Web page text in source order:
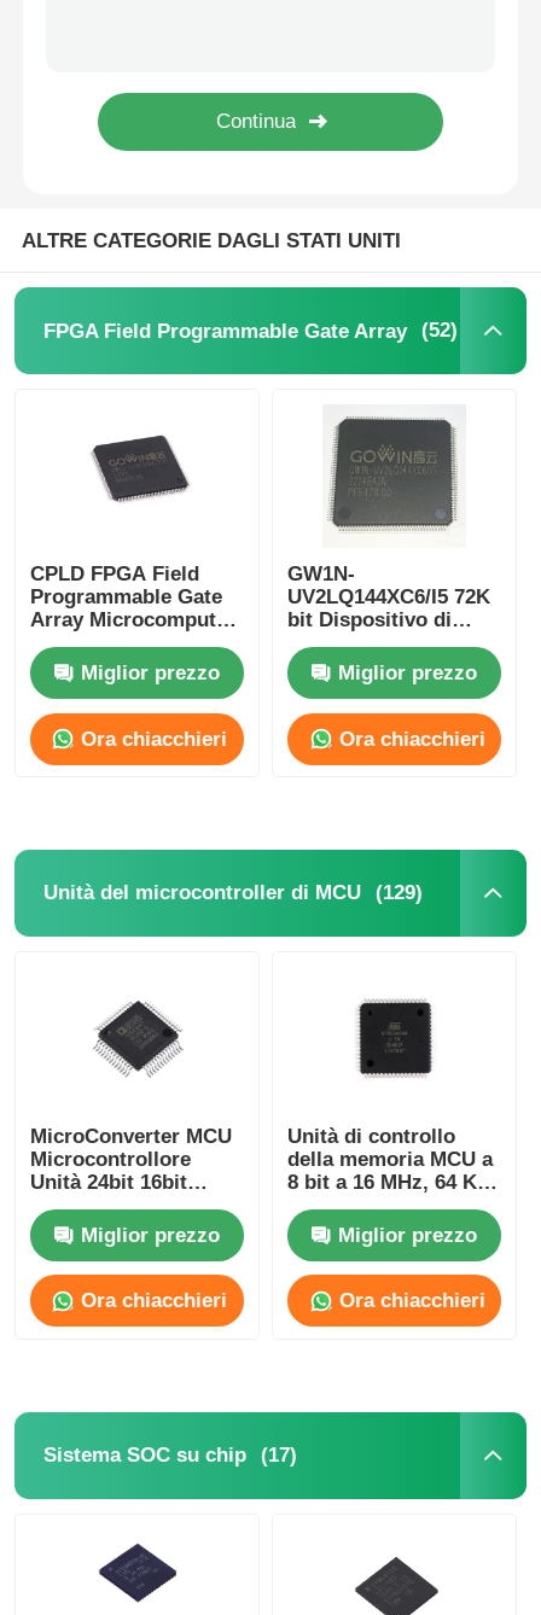
Sistema SOC su chip
CPLD PLD
Detettore termico a infrarossi
Chip di DSP IC
chip del eeprom
Chip PSRAM
Chip SRAM
IC EPROM
ADC DAC
Circuiti integrati RF
Componenti elettronici
Programmazione PLC
Relè semi conduttore
ALTRE CATEGORIE DAGLI STATI UNITI
FPGA Field Programmable Gate Array (52)
CPLD FPGA Field
Programmable Gate
Array Microcomputer
a singolo chip GW2A-
LV18EQ144C8/I7
Miglior prezzo
Ora chiacchieri
GW1N-
UV2LQ144XC6/I5 72K
bit Dispositivo di
logica programmabile
CPLD Controller di
logica programmabile
Miglior prezzo
Ora chiacchieri
Unità del microcontroller di MCU (129)
MicroConverter MCU
Microcontrollore
Unità 24bit 16bit
Embedded 62KB
ADuC847BSZ62-5
Miglior prezzo
Ora chiacchieri
Unità di controllo
della memoria MCU a
8 bit a 16 MHz, 64 KB
di memoria Flash,
chip Atmel
ATMEGA64A-AU
Miglior prezzo
Ora chiacchieri
Sistema SOC su chip (17)